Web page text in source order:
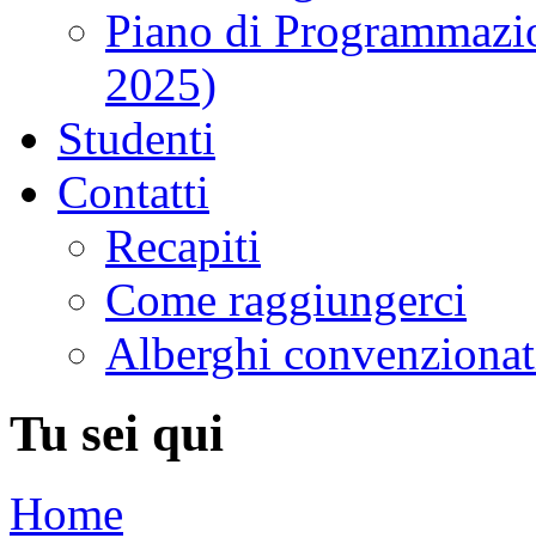
Piano di
2025)
Studenti
Contatti
Recapiti
Come raggiungerci
Alberghi
Tu sei qui
Home